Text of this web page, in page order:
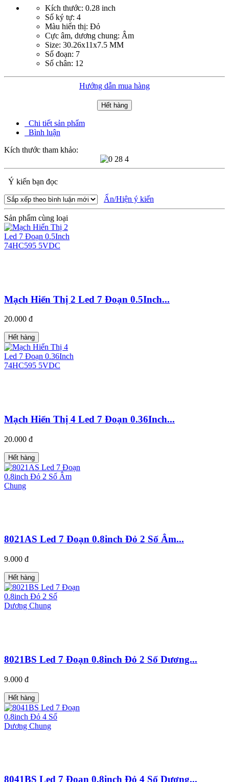
Kích thước: 0.28 inch
Số ký tự: 4
Màu hiển thị: Đỏ
Cực âm, dương chung: Âm
Size: 30.26x11x7.5 MM
Số đoạn: 7
Số chân: 12
Hướng dẫn mua hàng
Hết hàng
Chi tiết sản phẩm
Bình luận
Kích thước tham khảo:
Ý kiến bạn đọc
Ẩn/Hiện ý kiến
Sản phẩm cùng loại
Mạch Hiển Thị 2 Led 7 Đoạn 0.5Inch...
20.000 đ
Hết hàng
Mạch Hiển Thị 4 Led 7 Đoạn 0.36Inch...
20.000 đ
Hết hàng
8021AS Led 7 Đoạn 0.8inch Đỏ 2 Số Âm...
9.000 đ
Hết hàng
8021BS Led 7 Đoạn 0.8inch Đỏ 2 Số Dương...
9.000 đ
Hết hàng
8041BS Led 7 Đoạn 0.8inch Đỏ 4 Số Dương...